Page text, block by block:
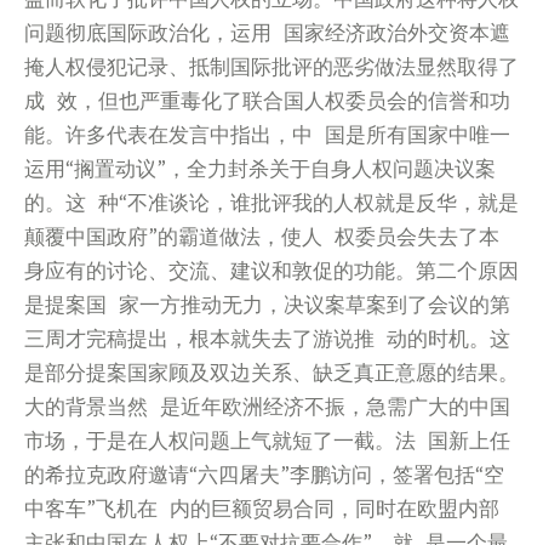
问题彻底国际政治化，运用 国家经济政治外交资本遮
掩人权侵犯记录、抵制国际批评的恶劣做法显然取得了
成 效，但也严重毒化了联合国人权委员会的信誉和功
能。许多代表在发言中指出，中 国是所有国家中唯一
运用“搁置动议”，全力封杀关于自身人权问题决议案
的。这 种“不准谈论，谁批评我的人权就是反华，就是
颠覆中国政府”的霸道做法，使人 权委员会失去了本
身应有的讨论、交流、建议和敦促的功能。第二个原因
是提案国 家一方推动无力，决议案草案到了会议的第
三周才完稿提出，根本就失去了游说推 动的时机。这
是部分提案国家顾及双边关系、缺乏真正意愿的结果。
大的背景当然 是近年欧洲经济不振，急需广大的中国
市场，于是在人权问题上气就短了一截。法 国新上任
的希拉克政府邀请“六四屠夫”李鹏访问，签署包括“空
中客车”飞机在 内的巨额贸易合同，同时在欧盟内部